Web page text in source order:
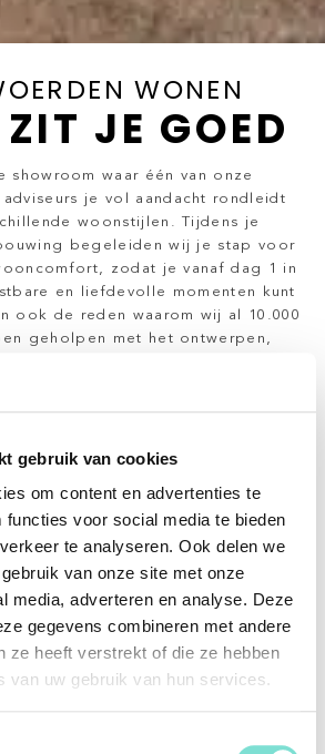
gebruik van cookies
om content en advertenties te
functies voor social media te bieden
te analyseren. Ook delen we
van onze site met onze
media, adverteren en analyse. Deze
gegevens combineren met andere
ze heeft verstrekt of die ze hebben
van uw gebruik van hun services.
WONEN
JE GOED
showroom waar één van onze
je vol aandacht rondleidt
woonstijlen. Tijdens je
begeleiden wij je stap voor
zodat je vanaf dag 1 in
en liefdevolle momenten kunt
ook de reden waarom wij al 10.000
geholpen met het ontwerpen,
onze producten
in de showroom